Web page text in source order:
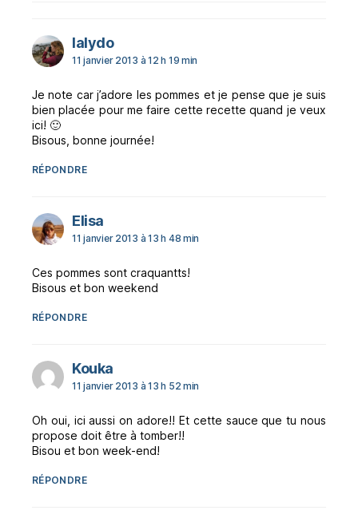
lalydodit :
11 janvier 2013 à 12 h 19 min
Je note car j’adore les pommes et je pense que je suis
bien placée pour me faire cette recette quand je veux
ici! 🙂
Bisous, bonne journée!
RÉPONDRE
Elisadit :
11 janvier 2013 à 13 h 48 min
Ces pommes sont craquantts!
Bisous et bon weekend
RÉPONDRE
Koukadit :
11 janvier 2013 à 13 h 52 min
Oh oui, ici aussi on adore!! Et cette sauce que tu nous
propose doit être à tomber!!
Bisou et bon week-end!
RÉPONDRE